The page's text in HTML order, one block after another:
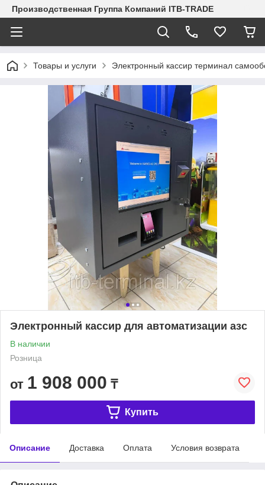
Производственная Группа Компаний ITB-TRADE
Товары и услуги Электронный кассир терминал
Электронный кассир для автоматизации азс
В наличии
Розница
от 1 908 000 ₸
Купить
Описание Доставка Оплата Условия возврата